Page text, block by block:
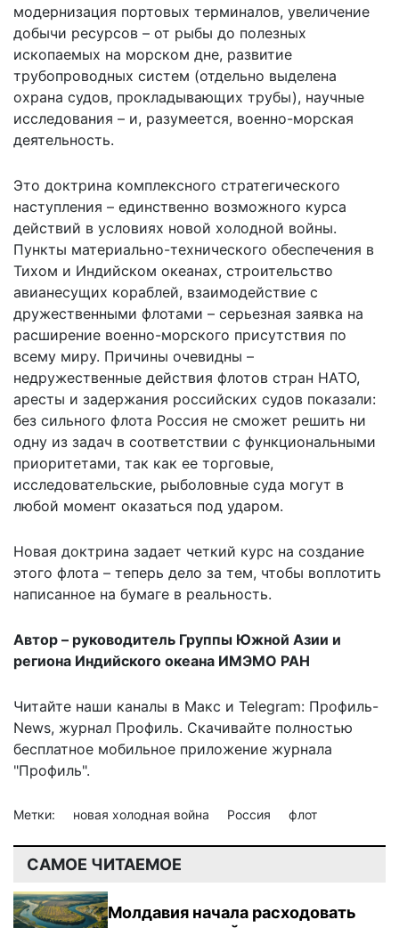
модернизация портовых терминалов, увеличение
добычи ресурсов – от рыбы до полезных
ископаемых на морском дне, развитие
трубопроводных систем (отдельно выделена
охрана судов, прокладывающих трубы), научные
исследования – и, разумеется, военно-морская
деятельность.
Это доктрина комплексного стратегического
наступления – единственно возможного курса
действий в условиях новой холодной войны.
Пункты материально-технического обеспечения в
Тихом и Индийском океанах, строительство
авианесущих кораблей, взаимодействие с
дружественными флотами – серьезная заявка на
расширение военно-морского присутствия по
всему миру. Причины очевидны –
недружественные действия флотов стран НАТО,
аресты и задержания российских судов показали:
без сильного флота Россия не сможет решить ни
одну из задач в соответствии с функциональными
приоритетами, так как ее торговые,
исследовательские, рыболовные суда могут в
любой момент оказаться под ударом.
Новая доктрина задает четкий курс на создание
этого флота – теперь дело за тем, чтобы воплотить
написанное на бумаге в реальность.
Автор – руководитель Группы Южной Азии и
региона Индийского океана ИМЭМО РАН
Читайте наши каналы в Макс и Telegram: Профиль-
News, журнал Профиль. Скачивайте полностью
бесплатное мобильное приложение журнала
"Профиль".
Метки: новая холодная война Россия флот
САМОЕ ЧИТАЕМОЕ
Молдавия начала расходовать